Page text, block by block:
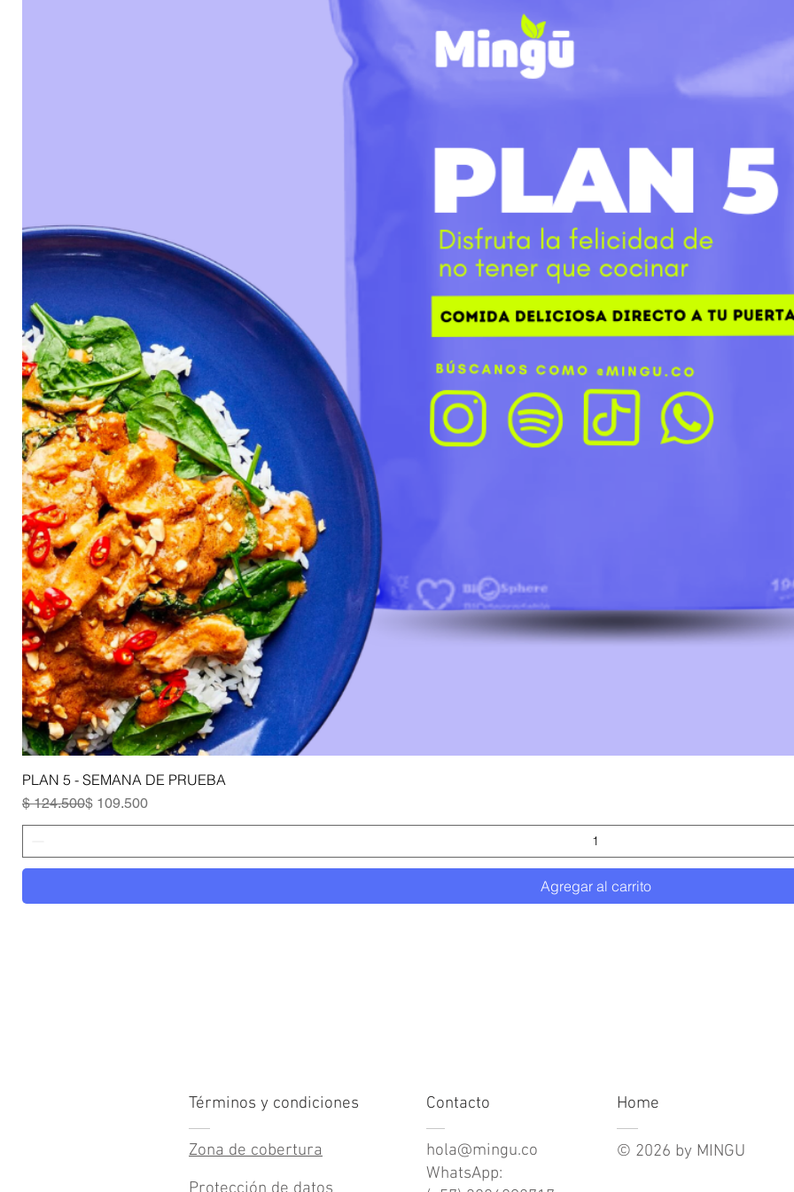
PLAN 5 - SEMANA DE PRUEBA
Precio
$ 124.500
Precio de oferta
$ 109.500
Agregar al carrito
Términos y condiciones
Zona de cobertura
Contacto
hola@mingu.co
WhatsApp:
Home
© 2026 by MINGU